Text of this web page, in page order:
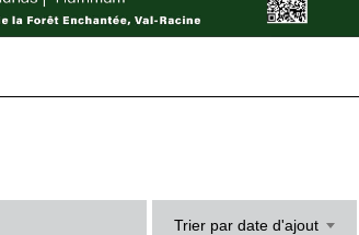
Trier par date d'ajout